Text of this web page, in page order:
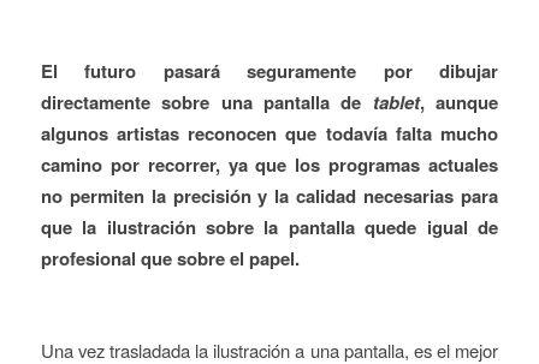
El futuro pasará seguramente por dibujar
directamente sobre una pantalla de tablet, aunque
algunos artistas reconocen que todavía falta mucho
camino por recorrer, ya que los programas actuales
no permiten la precisión y la calidad necesarias para
que la ilustración sobre la pantalla quede igual de
profesional que sobre el papel.
Una vez trasladada la ilustración a una pantalla, es el mejor